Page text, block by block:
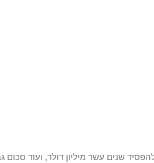
שנים עשר מיליון דולר, ועוד סכום